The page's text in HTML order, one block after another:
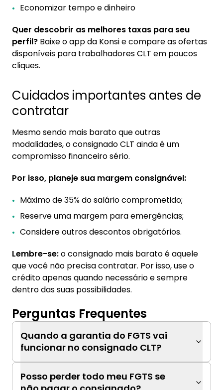
Economizar tempo e dinheiro
Quer descobrir as melhores taxas para seu
perfil? Baixe o app da Konsi e compare as ofertas
disponíveis para trabalhadores CLT em poucos
cliques.
Cuidados importantes antes de
contratar
Mesmo sendo mais barato que outras
modalidades, o consignado CLT ainda é um
compromisso financeiro sério.
Por isso, planeje sua margem consignável:
Máximo de 35% do salário comprometido;
Reserve uma margem para emergências;
Considere outros descontos obrigatórios.
Lembre-se:o consignado mais barato é aquele
que você não precisa contratar. Por isso, use o
crédito apenas quando necessário e sempre
dentro das suas possibilidades.
Perguntas Frequentes
Quando a garantia do FGTS vai
funcionar no consignado CLT?
Posso perder todo meu FGTS se